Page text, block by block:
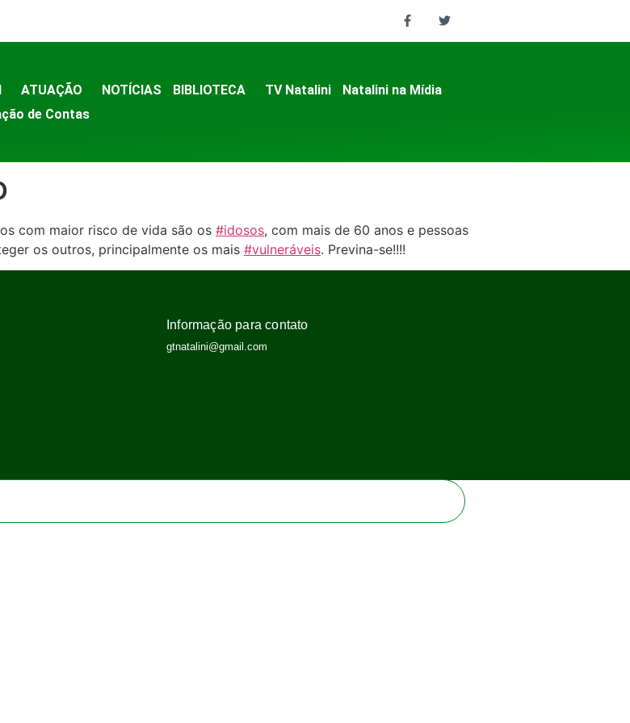
ATUAÇÃO NOTÍCIAS BIBLIOTECA TV Natalini
Natalini na Mídia
de Contas
com maior risco de vida são os #idosos, com mais de 60 anos e pessoas
os outros, principalmente os mais #vulneráveis. Previna-se!!!!
Informação para contato
gtnatalini@gmail.com